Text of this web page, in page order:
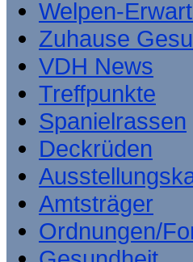
Welpen-
Zuhause
VDH News
Treffpunkte
Spanielrassen
Deckrüden
Amtsträger
Ordnungen/